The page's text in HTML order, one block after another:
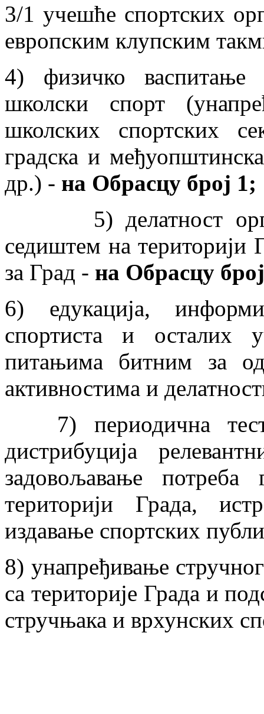
3/1 учешће спортских
европским клупским
4) физичко васпитање
школски спорт
школских спортских
градска и
др.) - на Обрасцу број 1;
5) делатност
седиштем на територији
за Град - на Обрасцу
6) едукација,
спортиста и осталих
питањима битним за
активностима и
7) периодична
дистрибуција
задовољавање
територији Града,
издавање спортских
8) унапређивање
са територије Града и
стручњака и врхунских